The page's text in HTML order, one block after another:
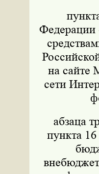
Федерации
на сайте
сети
абзаца
пункта